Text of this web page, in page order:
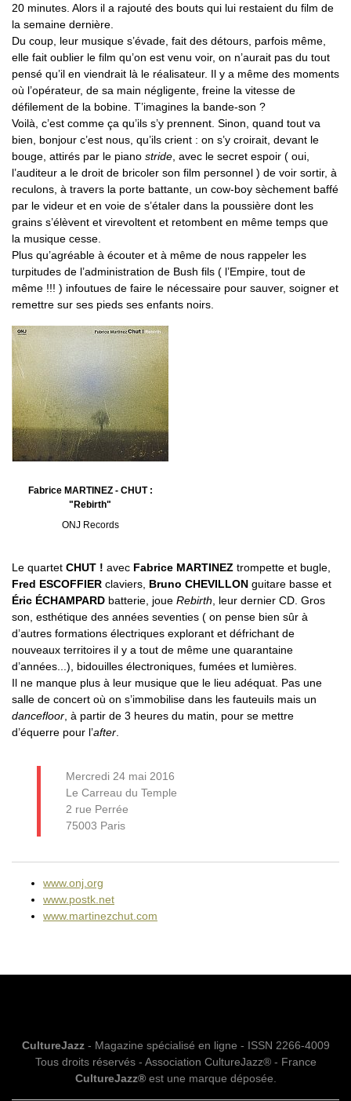
20 minutes. Alors il a rajouté des bouts qui lui restaient du film de
la semaine dernière.
Du coup, leur musique s’évade, fait des détours, parfois même,
elle fait oublier le film qu’on est venu voir, on n’aurait pas du tout
pensé qu’il en viendrait là le réalisateur. Il y a même des moments
où l’opérateur, de sa main négligente, freine la vitesse de
défilement de la bobine. T’imagines la bande-son ?
Voilà, c’est comme ça qu’ils s’y prennent. Sinon, quand tout va
bien, bonjour c’est nous, qu’ils crient : on s’y croirait, devant le
bouge, attirés par le piano stride , avec le secret espoir ( oui,
l’auditeur a le droit de bricoler son film personnel ) de voir sortir, à
reculons, à travers la porte battante, un cow-boy sèchement baffé
par le videur et en voie de s’étaler dans la poussière dont les
grains s’élèvent et virevoltent et retombent en même temps que
la musique cesse.
Plus qu’agréable à écouter et à même de nous rappeler les
turpitudes de l’administration de Bush fils ( l’Empire, tout de
même !!! ) infoutues de faire le nécessaire pour sauver, soigner et
remettre sur ses pieds ses enfants noirs.
Fabrice MARTINEZ - CHUT :
"Rebirth"
ONJ Records
Le quartet CHUT ! avec Fabrice MARTINEZ trompette et bugle,
Fred ESCOFFIER claviers, Bruno CHEVILLON guitare basse et
Éric ÉCHAMPARD batterie, joue Rebirth , leur dernier CD. Gros
son, esthétique des années seventies ( on pense bien sûr à
d’autres formations électriques explorant et défrichant de
nouveaux territoires il y a tout de même une quarantaine
d’années...), bidouilles électroniques, fumées et lumières.
Il ne manque plus à leur musique que le lieu adéquat. Pas une
salle de concert où on s’immobilise dans les fauteuils mais un
dancefloor , à partir de 3 heures du matin, pour se mettre
d’équerre pour l’after
Mercredi 24 mai 2016
Le Carreau du Temple
2 rue Perrée
75003 Paris
www.onj.org
www.postk.net
www.martinezchut.com
CultureJazz- Magazine spécialisé en ligne - ISSN 2266-4009
Tous droits réservés - Association CultureJazz® - France
CultureJazz®est une marque déposée.